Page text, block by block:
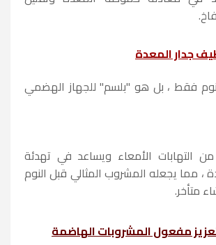
فقط ، بل هو "بلسم" للجهاز الهضمي
التهابات الأمعاء ويساعد في تهدئة
، مما يجعله المشروب المثالي قبل النوم
متأخر.
مفعول المشروبات الهاضمة